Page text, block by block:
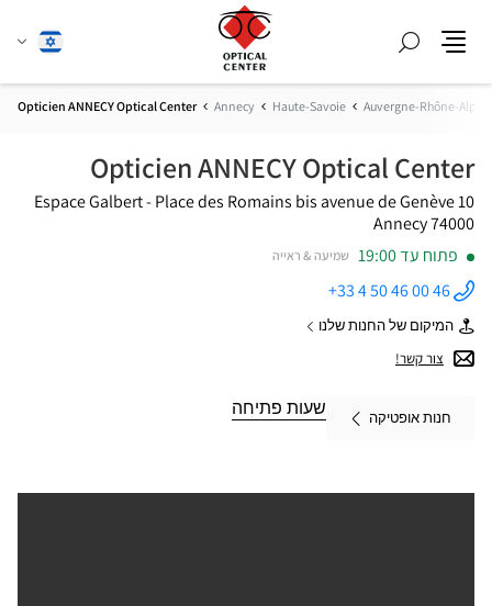
חפש
שנהעברית
Auvergne-Rhône-Alpes
Haute-Savoie
Annecy
Opticien ANNECY Optical Center
Opticien ANNECY Optical Center
10 bis avenue de Genève
Espace Galbert - Place des Romains
74000 Annecy
פתוח עד 19:00
שמיעה & ראייה
התקשר
לחנות
Opticien
ANNECY
Optical
+33 4 50 46 00 46
המיקום של החנות שלנו של
Opticien
ANNECY
צור קשר!
חנות אופטיקה
שעות פתיחה